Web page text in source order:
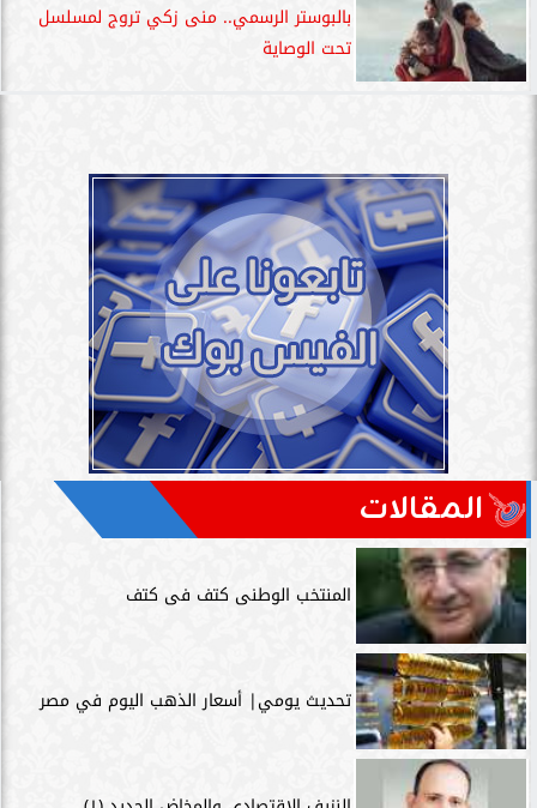
بالبوستر الرسمي.. منى زكي تروج لمسلسل
تحت الوصاية
المقالات
المنتخب الوطنى كتف فى كتف
تحديث يومي| أسعار الذهب اليوم في مصر